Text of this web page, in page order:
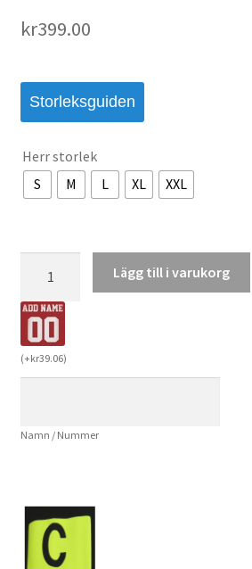
kr399.00
Storleksguiden
Herr storlek
S
M L XL XXL
Chelsea
Hemmatröja
2024/25
Roméo
Lavia
mängd
Lägg till i varukorg
(+kr39.06)
Namn / Nummer